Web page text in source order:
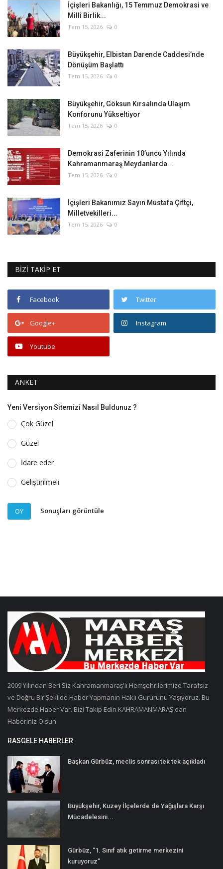
İçişleri Bakanlığı, 15 Temmuz Demokrasi ve
Millî Birlik...
Tem 15, 2026 0
Büyükşehir, Elbistan Darende Caddesi’nde
Dönüşüm Başlattı
Tem 15, 2026 0
Büyükşehir, Göksun Kırsalında Ulaşım
Konforunu Yükseltiyor
Tem 15, 2026 0
Demokrasi Zaferinin 10’uncu Yılında
Kahramanmaraş Meydanlarda...
Tem 15, 2026 0
İçişleri Bakanımız Sayın Mustafa Çiftçi,
Milletvekilleri...
Tem 15, 2026 0
BİZİ TAKİP ET
Facebook Twitter
Google+ Instagram
Youtube
ANKET
Yeni Versiyon Sitemizi Nasıl Buldunuz ?
Çok Güzel
Güzel
İdare eder
Geliştirilmeli
OY Sonuçları görüntüle
2009 Yılından Beri Siz Kahramanmaraş'lı Hemşehrilerimize Tarafsız
ve Doğru Bir Şekilde Haber Yapmanın Haklı Gururunu Yaşıyoruz. Bu
Merkezde Haber Var. Bizi Takip Edin KAHRAMANMARAŞ'dan
Haberiniz Olsun
RASGELE HABERLER
Başkan Gürbüz, meclis sonrası tek tek açıkladı
Büyükşehir, Kuzey İlçelerde de Yağışlara Karşı
Mücadelesini...
Gürbüz, “1. Sınıf atık getirme merkezini
kuruyoruz”